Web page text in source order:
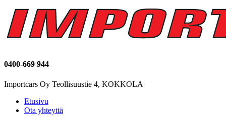
0400-669 944
Importcars Oy Teollisuustie 4, KOKKOLA
Etusivu
Ota yhteyttä